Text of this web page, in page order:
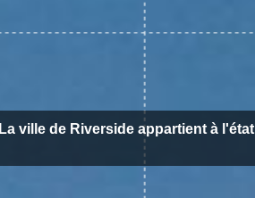
La ville de Riverside appartient à l'état